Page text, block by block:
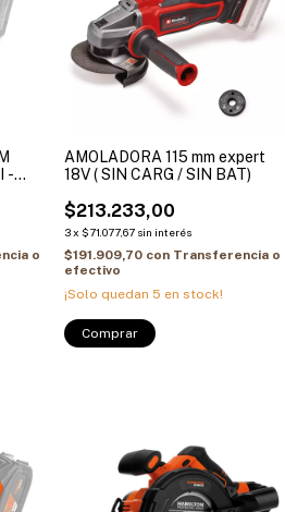
-
o
AMOLADORA 115 mm expert
18V ( SIN CARG / SIN BAT)
$213.233,00
3x $71.077,67 sin interés
$191.909,70 con Transferencia o
efectivo
¡Solo quedan5 en stock!